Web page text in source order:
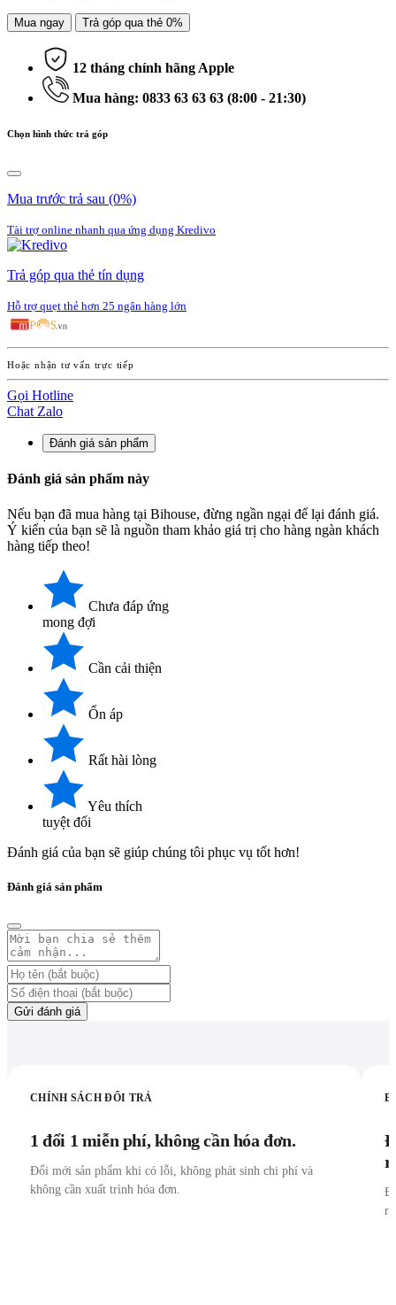
Mua ngay Trả góp qua thẻ 0%
12 tháng chính hãng Apple
Mua hàng: 0833 63 63 63 (8:00 - 21:30)
Chọn hình thức trả góp
Mua trước trả sau (0%)
Tài trợ online nhanh qua ứng dụng Kredivo
Trả góp qua thẻ tín dụng
Hỗ trợ quẹt thẻ hơn 25 ngân hàng lớn
Hoặc nhận tư vấn trực tiếp
Gọi Hotline
Chat Zalo
Đánh giá sản phẩm
Đánh giá sản phẩm này
Nếu bạn đã mua hàng tại Bihouse, đừng ngần ngại để lại đánh giá.
Ý kiến của bạn sẽ là nguồn tham khảo giá trị cho hàng ngàn khách
hàng tiếp theo!
Chưa đáp ứng
mong đợi
Cần cải thiện
Ổn áp
Rất hài lòng
Yêu thích
tuyệt đối
Đánh giá của bạn sẽ giúp chúng tôi phục vụ tốt hơn!
Đánh giá sản phẩm
Gửi đánh giá
CHÍNH SÁCH ĐỔI TRẢ
1 đổi 1 miễn phí, không cần hóa đơn.
Đổi mới sản phẩm khi có lỗi, không phát sinh chi phí và
không cần xuất trình hóa đơn.